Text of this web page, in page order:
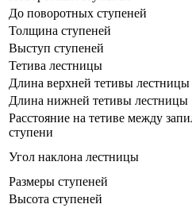
До поворотных ступеней
Толщина ступеней
Выступ ступеней
Тетива лестницы
Длина верхней тетивы лестницы
Длина нижней тетивы лестницы
Расстояние на тетиве между
ступени
Угол наклона лестницы
Размеры ступеней
Высота ступеней